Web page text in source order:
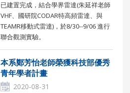
已建置完成，結合學界雷達(朱延祥老師
VHF、國研院CODAR特高頻雷達、與
TEAMR移動式雷達)，於8/30--9/06 進行
聯合觀測實驗。
本系鄭芳怡老師榮獲科技部優秀
青年學者計畫
2020-08-31